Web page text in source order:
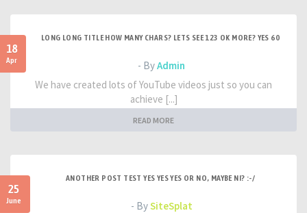
18
Apr
LONG LONG TITLE HOW MANY CHARS? LETS SEE 123 OK MORE? YES 60
- ByAdmin
We have created lots of YouTube videos just so you can
achieve [...]
READ MORE
25
June
ANOTHER POST TEST YES YES YES OR NO, MAYBE NI? :-/
- BySiteSplat